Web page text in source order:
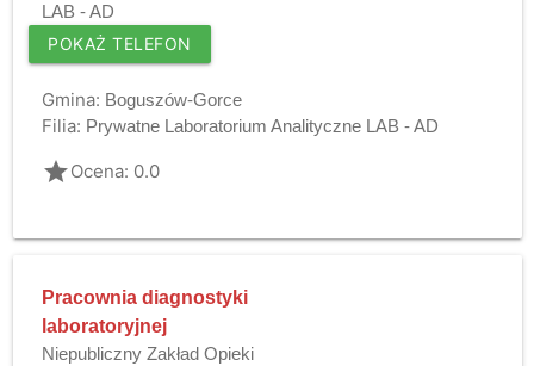
LAB - AD
POKAŻ TELEFON
Gmina: Boguszów-Gorce
Filia: Prywatne Laboratorium Analityczne LAB - AD
gradeOcena: 0.0
Pracownia diagnostyki
laboratoryjnej
Niepubliczny Zakład Opieki